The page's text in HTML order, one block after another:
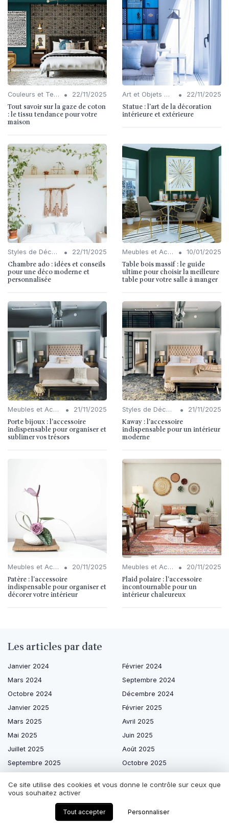
Couleurs et Textures • 22/11/2025
Tout savoir sur la gaze de coton
: le tissu tendance pour votre
maison
Art et Objets Décoratifs • 22/11/2025
Statue : l'art de la décoration
intérieure et extérieure
Styles de Décoration Intérieure • 22/11/2025
Chambre ado : idées et conseils
pour une déco moderne et
personnalisée
Meubles et Accessoires • 10/01/2025
Table bois massif : le guide
ultime pour choisir la meilleure
table pour votre salle à manger
Meubles et Accessoires • 21/11/2025
Porte bijoux : l'accessoire
indispensable pour organiser et
sublimer vos trésors
Styles de Décoration Intérieure • 21/11/2025
Kaway : l'accessoire
indispensable pour un intérieur
moderne
Meubles et Accessoires • 20/11/2025
Patère : l'accessoire
indispensable pour organiser et
décorer votre intérieur
Meubles et Accessoires • 20/11/2025
Plaid polaire : l'accessoire
incontournable pour un
intérieur chaleureux
Les articles par date
Janvier 2024
Février 2024
Mars 2024
Septembre 2024
Octobre 2024
Décembre 2024
Janvier 2025
Février 2025
Mars 2025
Avril 2025
Mai 2025
Juin 2025
Juillet 2025
Août 2025
Septembre 2025
Octobre 2025
Janvier 2026
Ce site utilise des cookies et vous donne le contrôle sur ceux que
vous souhaitez activer
Tout accepter Personnaliser